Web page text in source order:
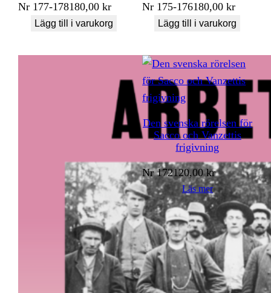
Nr 177-178180,00kr
Lägg till i varukorg
Nr 175-176180,00kr
Lägg till i varukorg
Den svenska rörelsen för
Sacco och Vanzettis
frigivning
Nr 172120,00kr
Läs mer